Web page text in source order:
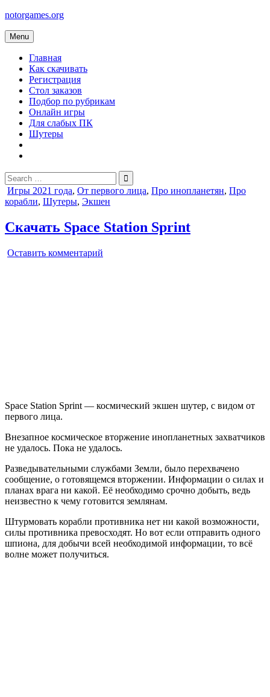
Skip
content
notorgames.org
Menu
Главная
Как скачивать
Регистрация
Стол заказов
Подбор по рубрикам
Онлайн игры
Для слабых ПК
Шутеры
Search
for:
Posted
in
Игры 2021 года, От первого лица, Про инопланетян, Про
корабли, Шутеры, Экшен
Скачать Space Station Sprint
Оставить комментарий
Space Station Sprint — космический экшен шутер, с видом от
первого лица.
Внезапное космическое вторжение инопланетных захватчиков
не удалось. Пока не удалось.
Разведывательными службами Земли, было перехвачено
сообщение, о готовящемся вторжении. Информации о силах и
планах врага ни какой. Её необходимо срочно добыть, ведь
неизвестно к чему готовится землянам.
Штурмовать корабли противника нет ни какой возможности,
силы противника превосходят. Но вот если отправить одного
шпиона, для добычи всей необходимой информации, то всё
волне может получиться.